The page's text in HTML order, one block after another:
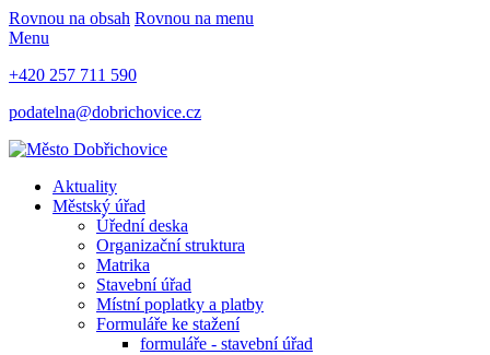
Rovnou na obsah Rovnou na menu
Menu
+420 257 711 590
podatelna@dobrichovice.cz
Aktuality
Městský úřad
Úřední deska
Organizační struktura
Matrika
Stavební úřad
Místní poplatky a platby
Formuláře ke stažení
formuláře - stavební úřad